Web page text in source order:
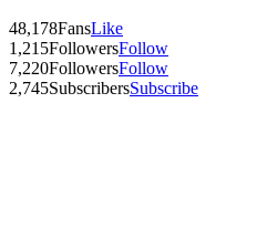
48,178FansLike
1,215FollowersFollow
7,220FollowersFollow
2,745SubscribersSubscribe